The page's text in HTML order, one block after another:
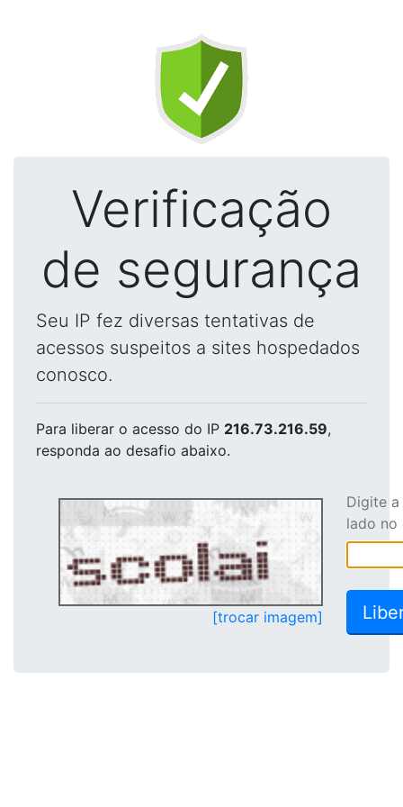
Verificação
de segurança
Seu IP fez diversas tentativas de
acessos suspeitos a sites hospedados
conosco.
Para liberar o acesso do IP 216.73.216.59,
responda ao desafio abaixo.
[trocar imagem]
Digite
lado no